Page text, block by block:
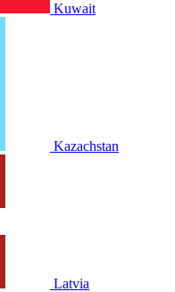
Kuwait
Kazachstan
Latvia